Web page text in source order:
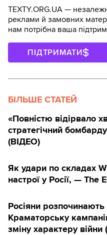
TEXTY.ORG.UA —
реклами й замовних
нам потрібна ваша
ПІДТРИМАТИ
БІЛЬШЕ СТАТЕЙ
«Повністю відірвало
стратегічний
(ВІДЕО)
Як удари по складах
настрої у Росії, — The
Росіяни розпочинають
Краматорську
зміну характеру